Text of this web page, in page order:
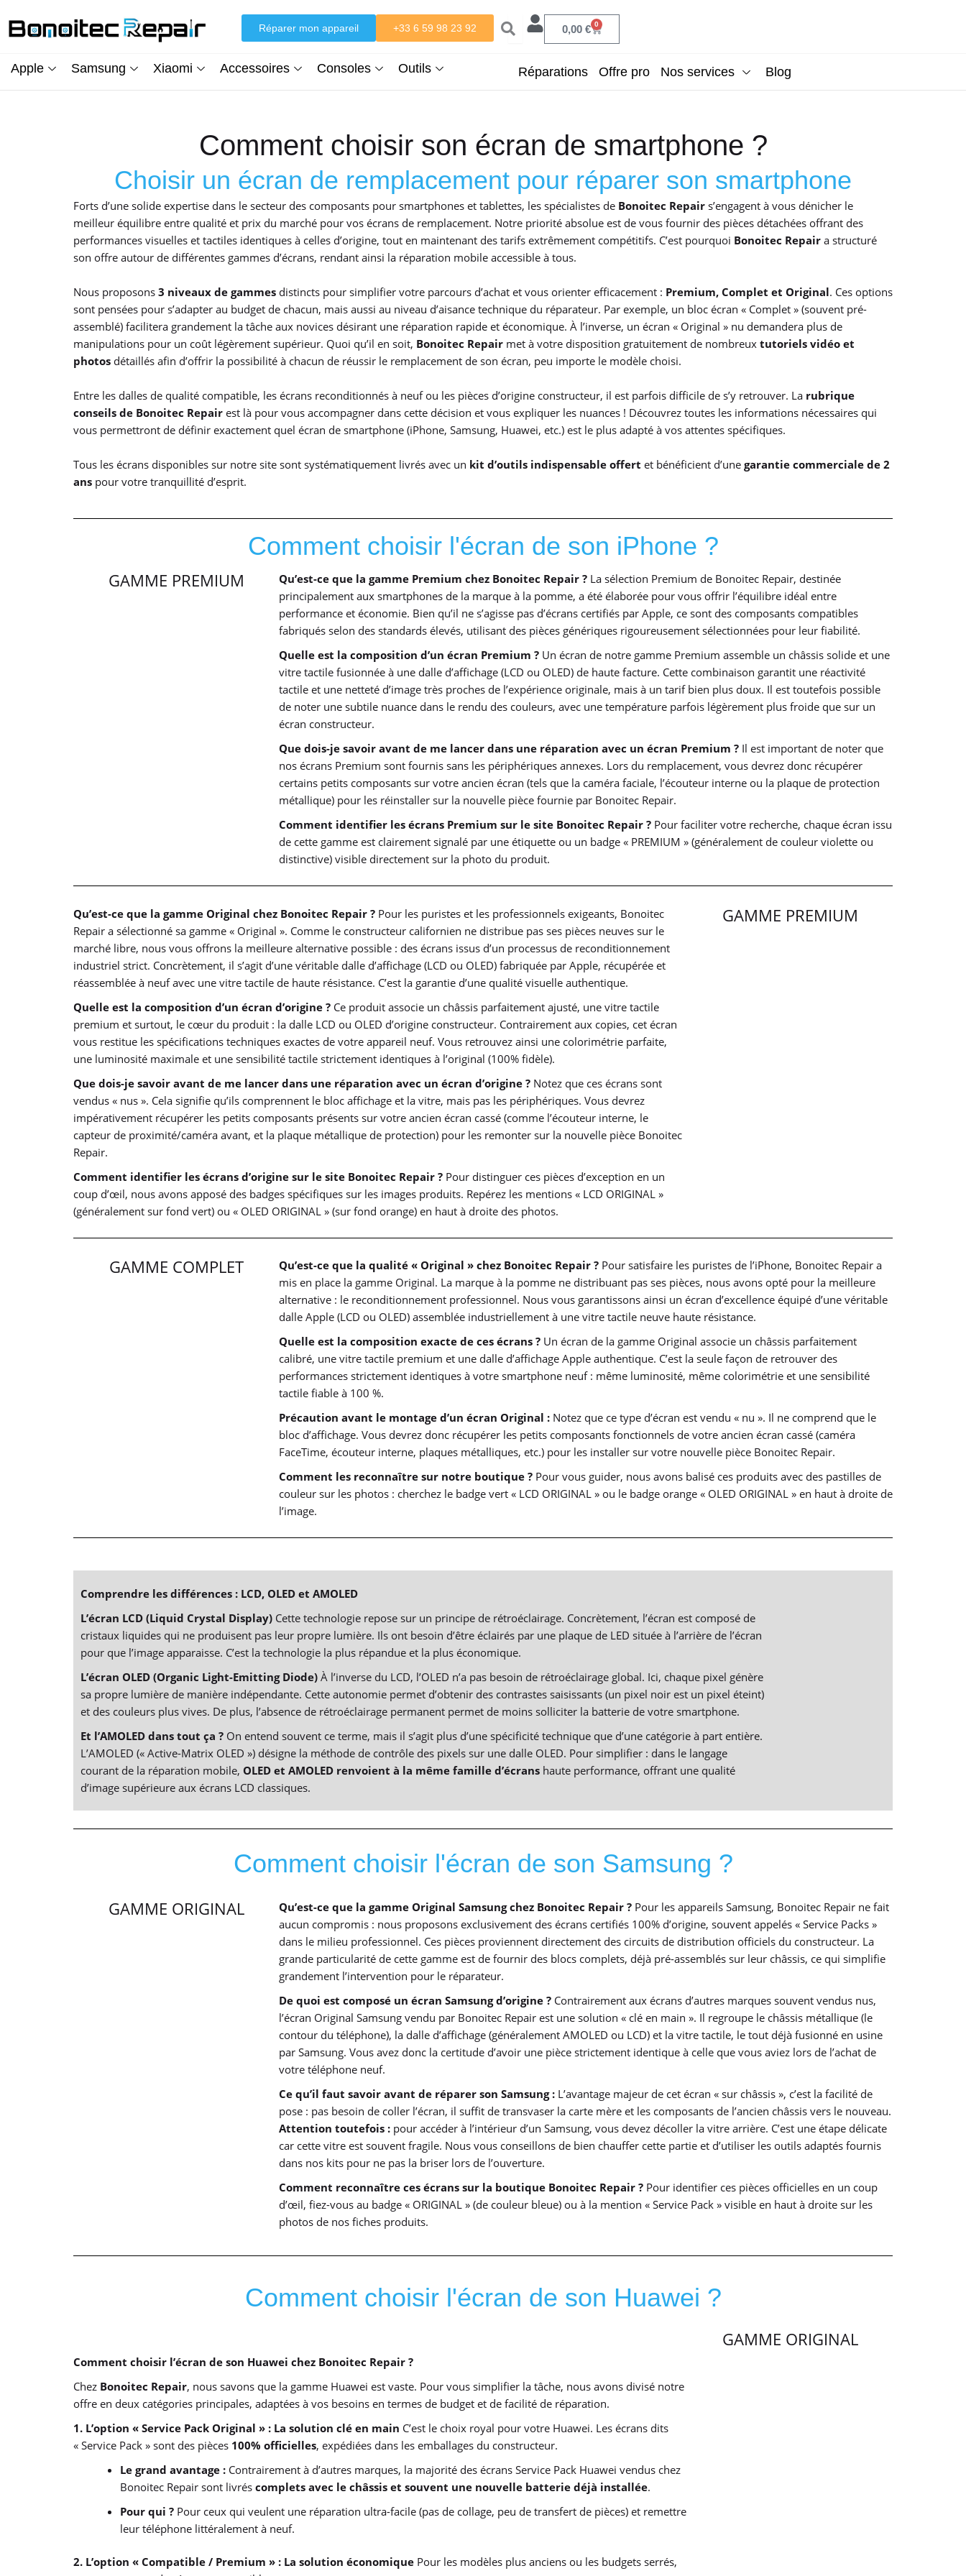
au
Réparer mon appareil +33 6 59 98 23 92 0,00 € 0
Panier
Apple Samsung Xiaomi Accessoires Consoles Outils Réparations Offre pro Nos services Blog
Comment choisir son écran de smartphone ?
Choisir un écran de remplacement pour réparer son smartphone
Forts d’une solide expertise dans le secteur des composants pour smartphones et tablettes, les spécialistes de Bonoitec Repair s’engagent à vous dénicher le
meilleur équilibre entre qualité et prix du marché pour vos écrans de remplacement. Notre priorité absolue est de vous fournir des pièces détachées offrant des
performances visuelles et tactiles identiques à celles d’origine, tout en maintenant des tarifs extrêmement compétitifs. C’est pourquoi Bonoitec Repair a structuré
son offre autour de différentes gammes d’écrans, rendant ainsi la réparation mobile accessible à tous.
Nous proposons 3 niveaux de gammes distincts pour simplifier votre parcours d’achat et vous orienter efficacement : Premium, Complet et Original. Ces options
sont pensées pour s’adapter au budget de chacun, mais aussi au niveau d’aisance technique du réparateur. Par exemple, un bloc écran « Complet » (souvent pré-
assemblé) facilitera grandement la tâche aux novices désirant une réparation rapide et économique. À l’inverse, un écran « Original » nu demandera plus de
manipulations pour un coût légèrement supérieur. Quoi qu’il en soit, Bonoitec Repair met à votre disposition gratuitement de nombreux tutoriels vidéo et
photos détaillés afin d’offrir la possibilité à chacun de réussir le remplacement de son écran, peu importe le modèle choisi.
Entre les dalles de qualité compatible, les écrans reconditionnés à neuf ou les pièces d’origine constructeur, il est parfois difficile de s’y retrouver. La rubrique
conseils de Bonoitec Repair est là pour vous accompagner dans cette décision et vous expliquer les nuances ! Découvrez toutes les informations nécessaires qui
vous permettront de définir exactement quel écran de smartphone (iPhone, Samsung, Huawei, etc.) est le plus adapté à vos attentes spécifiques.
Tous les écrans disponibles sur notre site sont systématiquement livrés avec un kit d’outils indispensable offert et bénéficient d’une garantie commerciale de 2
ans pour votre tranquillité d’esprit.
Comment choisir l'écran de son iPhone ?
GAMME PREMIUM Qu’est-ce que la gamme Premium chez Bonoitec Repair ? La sélection Premium de Bonoitec Repair, destinée
principalement aux smartphones de la marque à la pomme, a été élaborée pour vous offrir l’équilibre idéal entre
performance et économie. Bien qu’il ne s’agisse pas d’écrans certifiés par Apple, ce sont des composants compatibles
fabriqués selon des standards élevés, utilisant des pièces génériques rigoureusement sélectionnées pour leur fiabilité.
Quelle est la composition d’un écran Premium ? Un écran de notre gamme Premium assemble un châssis solide et une
vitre tactile fusionnée à une dalle d’affichage (LCD ou OLED) de haute facture. Cette combinaison garantit une réactivité
tactile et une netteté d’image très proches de l’expérience originale, mais à un tarif bien plus doux. Il est toutefois possible
de noter une subtile nuance dans le rendu des couleurs, avec une température parfois légèrement plus froide que sur un
écran constructeur.
Que dois-je savoir avant de me lancer dans une réparation avec un écran Premium ? Il est important de noter que
nos écrans Premium sont fournis sans les périphériques annexes. Lors du remplacement, vous devrez donc récupérer
certains petits composants sur votre ancien écran (tels que la caméra faciale, l’écouteur interne ou la plaque de protection
métallique) pour les réinstaller sur la nouvelle pièce fournie par Bonoitec Repair.
Comment identifier les écrans Premium sur le site Bonoitec Repair ? Pour faciliter votre recherche, chaque écran issu
de cette gamme est clairement signalé par une étiquette ou un badge « PREMIUM » (généralement de couleur violette ou
distinctive) visible directement sur la photo du produit.
Qu’est-ce que la gamme Original chez Bonoitec Repair ? Pour les puristes et les professionnels exigeants, Bonoitec
Repair a sélectionné sa gamme « Original ». Comme le constructeur californien ne distribue pas ses pièces neuves sur le
marché libre, nous vous offrons la meilleure alternative possible : des écrans issus d’un processus de reconditionnement
industriel strict. Concrètement, il s’agit d’une véritable dalle d’affichage (LCD ou OLED) fabriquée par Apple, récupérée et
réassemblée à neuf avec une vitre tactile de haute résistance. C’est la garantie d’une qualité visuelle authentique.
Quelle est la composition d’un écran d’origine ? Ce produit associe un châssis parfaitement ajusté, une vitre tactile
premium et surtout, le cœur du produit : la dalle LCD ou OLED d’origine constructeur. Contrairement aux copies, cet écran
vous restitue les spécifications techniques exactes de votre appareil neuf. Vous retrouvez ainsi une colorimétrie parfaite,
une luminosité maximale et une sensibilité tactile strictement identiques à l’original (100% fidèle).
Que dois-je savoir avant de me lancer dans une réparation avec un écran d’origine ? Notez que ces écrans sont
vendus « nus ». Cela signifie qu’ils comprennent le bloc affichage et la vitre, mais pas les périphériques. Vous devrez
impérativement récupérer les petits composants présents sur votre ancien écran cassé (comme l’écouteur interne, le
capteur de proximité/caméra avant, et la plaque métallique de protection) pour les remonter sur la nouvelle pièce Bonoitec
Repair.
Comment identifier les écrans d’origine sur le site Bonoitec Repair ? Pour distinguer ces pièces d’exception en un
coup d’œil, nous avons apposé des badges spécifiques sur les images produits. Repérez les mentions « LCD ORIGINAL »
(généralement sur fond vert) ou « OLED ORIGINAL » (sur fond orange) en haut à droite des photos.
GAMME PREMIUM
GAMME COMPLET Qu’est-ce que la qualité « Original » chez Bonoitec Repair ? Pour satisfaire les puristes de l’iPhone, Bonoitec Repair a
mis en place la gamme Original. La marque à la pomme ne distribuant pas ses pièces, nous avons opté pour la meilleure
alternative : le reconditionnement professionnel. Nous vous garantissons ainsi un écran d’excellence équipé d’une véritable
dalle Apple (LCD ou OLED) assemblée industriellement à une vitre tactile neuve haute résistance.
Quelle est la composition exacte de ces écrans ? Un écran de la gamme Original associe un châssis parfaitement
calibré, une vitre tactile premium et une dalle d’affichage Apple authentique. C’est la seule façon de retrouver des
performances strictement identiques à votre smartphone neuf : même luminosité, même colorimétrie et une sensibilité
tactile fiable à 100 %.
Précaution avant le montage d’un écran Original : Notez que ce type d’écran est vendu « nu ». Il ne comprend que le
bloc d’affichage. Vous devrez donc récupérer les petits composants fonctionnels de votre ancien écran cassé (caméra
FaceTime, écouteur interne, plaques métalliques, etc.) pour les installer sur votre nouvelle pièce Bonoitec Repair.
Comment les reconnaître sur notre boutique ? Pour vous guider, nous avons balisé ces produits avec des pastilles de
couleur sur les photos : cherchez le badge vert « LCD ORIGINAL » ou le badge orange « OLED ORIGINAL » en haut à droite de
l’image.
Comprendre les différences : LCD, OLED et AMOLED
L’écran LCD (Liquid Crystal Display) Cette technologie repose sur un principe de rétroéclairage. Concrètement, l’écran est composé de
cristaux liquides qui ne produisent pas leur propre lumière. Ils ont besoin d’être éclairés par une plaque de LED située à l’arrière de l’écran
pour que l’image apparaisse. C’est la technologie la plus répandue et la plus économique.
L’écran OLED (Organic Light-Emitting Diode) À l’inverse du LCD, l’OLED n’a pas besoin de rétroéclairage global. Ici, chaque pixel génère
sa propre lumière de manière indépendante. Cette autonomie permet d’obtenir des contrastes saisissants (un pixel noir est un pixel éteint)
et des couleurs plus vives. De plus, l’absence de rétroéclairage permanent permet de moins solliciter la batterie de votre smartphone.
Et l’AMOLED dans tout ça ? On entend souvent ce terme, mais il s’agit plus d’une spécificité technique que d’une catégorie à part entière.
L’AMOLED (« Active-Matrix OLED ») désigne la méthode de contrôle des pixels sur une dalle OLED. Pour simplifier : dans le langage
courant de la réparation mobile, OLED et AMOLED renvoient à la même famille d’écrans haute performance, offrant une qualité
d’image supérieure aux écrans LCD classiques.
Comment choisir l'écran de son Samsung ?
GAMME ORIGINAL Qu’est-ce que la gamme Original Samsung chez Bonoitec Repair ? Pour les appareils Samsung, Bonoitec Repair ne fait
aucun compromis : nous proposons exclusivement des écrans certifiés 100% d’origine, souvent appelés « Service Packs »
dans le milieu professionnel. Ces pièces proviennent directement des circuits de distribution officiels du constructeur. La
grande particularité de cette gamme est de fournir des blocs complets, déjà pré-assemblés sur leur châssis, ce qui simplifie
grandement l’intervention pour le réparateur.
De quoi est composé un écran Samsung d’origine ? Contrairement aux écrans d’autres marques souvent vendus nus,
l’écran Original Samsung vendu par Bonoitec Repair est une solution « clé en main ». Il regroupe le châssis métallique (le
contour du téléphone), la dalle d’affichage (généralement AMOLED ou LCD) et la vitre tactile, le tout déjà fusionné en usine
par Samsung. Vous avez donc la certitude d’avoir une pièce strictement identique à celle que vous aviez lors de l’achat de
votre téléphone neuf.
Ce qu’il faut savoir avant de réparer son Samsung : L’avantage majeur de cet écran « sur châssis », c’est la facilité de
pose : pas besoin de coller l’écran, il suffit de transvaser la carte mère et les composants de l’ancien châssis vers le nouveau.
Attention toutefois : pour accéder à l’intérieur d’un Samsung, vous devez décoller la vitre arrière. C’est une étape délicate
car cette vitre est souvent fragile. Nous vous conseillons de bien chauffer cette partie et d’utiliser les outils adaptés fournis
dans nos kits pour ne pas la briser lors de l’ouverture.
Comment reconnaître ces écrans sur la boutique Bonoitec Repair ? Pour identifier ces pièces officielles en un coup
d’œil, fiez-vous au badge « ORIGINAL » (de couleur bleue) ou à la mention « Service Pack » visible en haut à droite sur les
photos de nos fiches produits.
Comment choisir l'écran de son Huawei ?
Comment choisir l’écran de son Huawei chez Bonoitec Repair ?
Chez Bonoitec Repair, nous savons que la gamme Huawei est vaste. Pour vous simplifier la tâche, nous avons divisé notre
offre en deux catégories principales, adaptées à vos besoins en termes de budget et de facilité de réparation.
1. L’option « Service Pack Original » : La solution clé en main C’est le choix royal pour votre Huawei. Les écrans dits
« Service Pack » sont des pièces 100% officielles, expédiées dans les emballages du constructeur.
Le grand avantage : Contrairement à d’autres marques, la majorité des écrans Service Pack Huawei vendus chez
Bonoitec Repair sont livrés complets avec le châssis et souvent une nouvelle batterie déjà installée.
Pour qui ? Pour ceux qui veulent une réparation ultra-facile (pas de collage, peu de transfert de pièces) et remettre
leur téléphone littéralement à neuf.
2. L’option « Compatible / Premium » : La solution économique Pour les modèles plus anciens ou les budgets serrés,
GAMME ORIGINAL